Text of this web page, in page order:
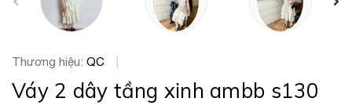
prev
Thương hiệu: QC
Váy 2 dây tầng xinh ambb s130